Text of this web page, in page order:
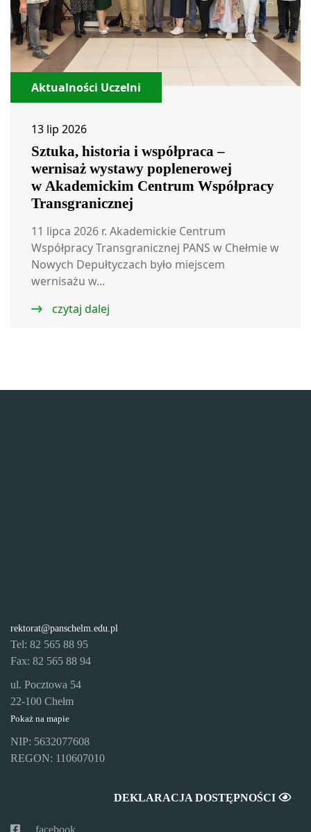
Aktualności Uczelni
13 lip 2026
Sztuka, historia i współpraca –
wernisaż wystawy poplenerowej
w Akademickim Centrum Współpracy
Transgranicznej
11 lipca 2026 r. Akademickie Centrum
Współpracy Transgranicznej PANS w Chełmie w
Nowych Depułtyczach było miejscem
wernisażu w...
czytaj dalej
rektorat@panschelm.edu.pl
Tel: 82 565 88 95
Fax: 82 565 88 94
ul. Pocztowa 54
22-100 Chełm
Pokaż na mapie
NIP: 5632077608
REGON: 110607010
DEKLARACJA DOSTĘPNOŚCI
facebook